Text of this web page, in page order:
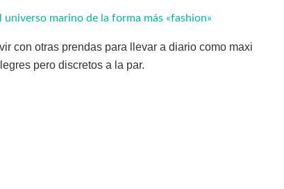
marino de la forma más «fashion»
con otras prendas para llevar a diario como maxi
pero discretos a la par.